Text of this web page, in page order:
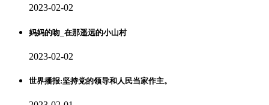
2023-02-02
妈妈的吻_在那遥远的小山村
2023-02-02
世界播报:坚持党的领导和人民当家作主。